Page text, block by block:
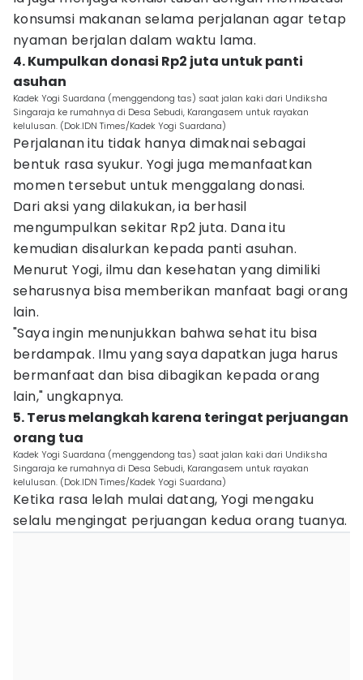
konsumsi makanan selama perjalanan agar tetap
nyaman berjalan dalam waktu lama.
4. Kumpulkan donasi Rp2 juta untuk panti
asuhan
Kadek Yogi Suardana (menggendong tas) saat jalan kaki dari Undiksha
Singaraja ke rumahnya di Desa Sebudi, Karangasem untuk rayakan
kelulusan. (Dok.IDN Times/Kadek Yogi Suardana)
Perjalanan itu tidak hanya dimaknai sebagai
bentuk rasa syukur. Yogi juga memanfaatkan
momen tersebut untuk menggalang donasi.
Dari aksi yang dilakukan, ia berhasil
mengumpulkan sekitar Rp2 juta. Dana itu
kemudian disalurkan kepada panti asuhan.
Menurut Yogi, ilmu dan kesehatan yang dimiliki
seharusnya bisa memberikan manfaat bagi orang
lain.
"Saya ingin menunjukkan bahwa sehat itu bisa
berdampak. Ilmu yang saya dapatkan juga harus
bermanfaat dan bisa dibagikan kepada orang
lain," ungkapnya.
5. Terus melangkah karena teringat perjuangan
orang tua
Kadek Yogi Suardana (menggendong tas) saat jalan kaki dari Undiksha
Singaraja ke rumahnya di Desa Sebudi, Karangasem untuk rayakan
kelulusan. (Dok.IDN Times/Kadek Yogi Suardana)
Ketika rasa lelah mulai datang, Yogi mengaku
selalu mengingat perjuangan kedua orang tuanya.